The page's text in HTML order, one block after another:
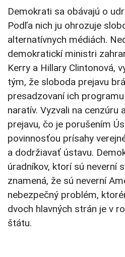
Demokrati sa obávajú o
Podľa nich ju ohrozuje
alternatívnych médiách.
demokratickí ministri
Kerry a Hillary Clintonová,
tým, že sloboda prejavu
presadzovaní ich
naratív. Vyzvali na cenzúru
prejavu, čo je porušením
povinnosťou prísahy
a dodržiavať ústavu.
úradníkov, ktorí sú neverní
znamená, že sú neverní
nebezpečný problém,
dvoch hlavných strán je v
štátu.